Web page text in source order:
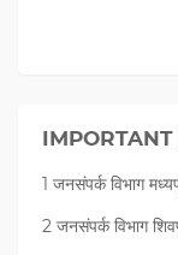
1 जनसंपर्क विभाग
2 जनसंपर्क विभाग